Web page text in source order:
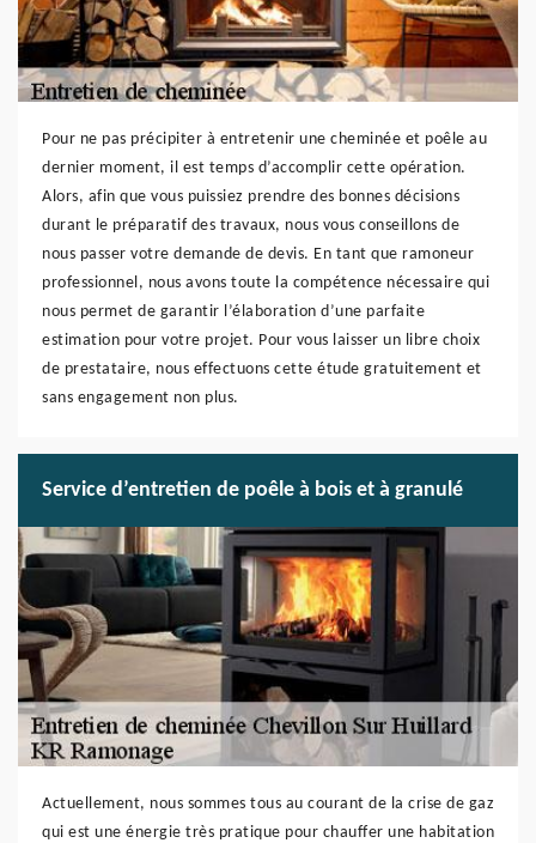
Pour ne pas précipiter à entretenir une cheminée et poêle au
dernier moment, il est temps d’accomplir cette opération.
Alors, afin que vous puissiez prendre des bonnes décisions
durant le préparatif des travaux, nous vous conseillons de
nous passer votre demande de devis. En tant que ramoneur
professionnel, nous avons toute la compétence nécessaire qui
nous permet de garantir l’élaboration d’une parfaite
estimation pour votre projet. Pour vous laisser un libre choix
de prestataire, nous effectuons cette étude gratuitement et
sans engagement non plus.
Service d’entretien de poêle à bois et à granulé
Actuellement, nous sommes tous au courant de la crise de gaz
qui est une énergie très pratique pour chauffer une habitation